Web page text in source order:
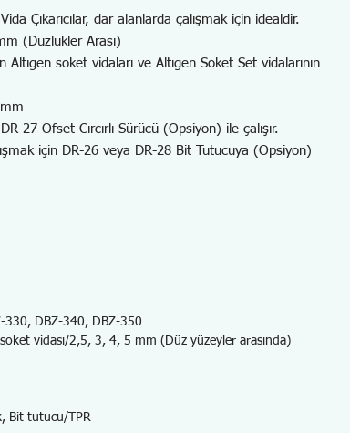
Çıkarıcılar, dar alanlarda çalışmak için idealdir.
(Düzlükler Arası)
Altıgen soket vidaları ve Altıgen Soket Set vidalarının
27 Ofset Cırcırlı Sürücü (Opsiyon) ile çalışır.
için DR-26 veya DR-28 Bit Tutucuya (Opsiyon)
330, DBZ-340, DBZ-350
vidası/2,5, 3, 4, 5 mm (Düz yüzeyler arasında)
Bit tutucu/TPR